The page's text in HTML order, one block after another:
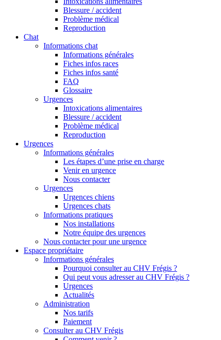
Blessure / accident
Problème médical
Reproduction
Chat
Informations chat
Informations générales
Fiches infos races
Fiches infos santé
FAQ
Glossaire
Urgences
Intoxications alimentaires
Blessure / accident
Problème médical
Reproduction
Urgences
Informations générales
Les étapes d’une prise en charge
Venir en urgence
Nous contacter
Urgences
Urgences chiens
Urgences chats
Informations pratiques
Nos installations
Notre équipe des urgences
Nous contacter pour une urgence
Espace propriétaire
Informations générales
Pourquoi consulter au CHV Frégis ?
Qui peut vous adresser au CHV Frégis ?
Urgences
Actualités
Administration
Nos tarifs
Paiement
Consulter au CHV Frégis